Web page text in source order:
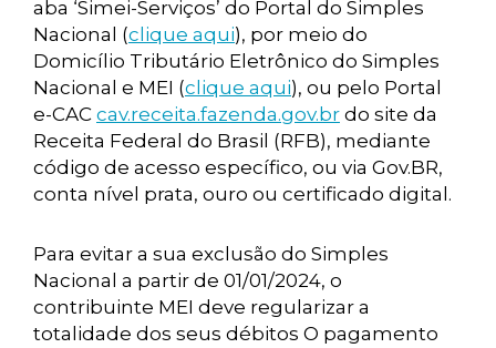
aba ‘Simei-Serviços’ do Portal do Simples
Nacional (clique aqui), por meio do
Domicílio Tributário Eletrônico do Simples
Nacional e MEI (clique aqui), ou pelo Portal
e-CAC cav.receita.fazenda.gov.br do site da
Receita Federal do Brasil (RFB), mediante
código de acesso específico, ou via Gov.BR,
conta nível prata, ouro ou certificado digital.
Para evitar a sua exclusão do Simples
Nacional a partir de 01/01/2024, o
contribuinte MEI deve regularizar a
totalidade dos seus débitos O pagamento